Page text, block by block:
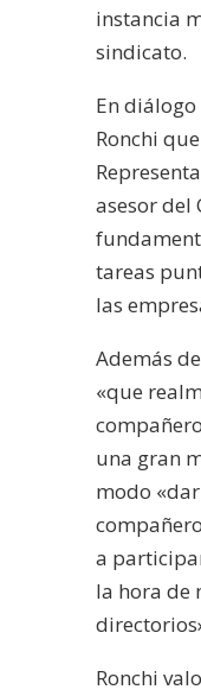
instancia
sindicato.
En diálogo
Ronchi
asesor del
tareas
las
Además
«que
una gran
modo
a
la hora de
Ronchi